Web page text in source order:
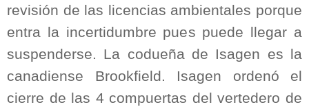
revisión de las licencias ambientales porque
entra la incertidumbre pues puede llegar a
suspenderse. La codueña de Isagen es la
canadiense Brookfield. Isagen ordenó el
cierre de las 4 compuertas del vertedero de